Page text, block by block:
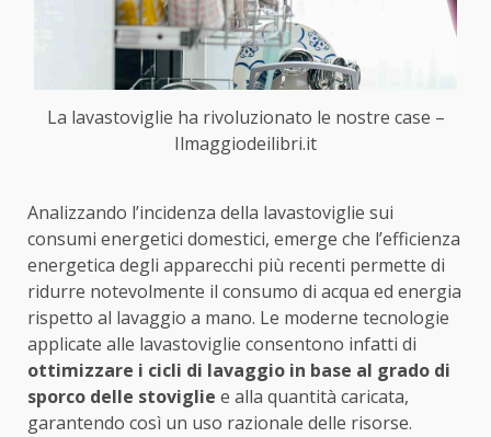
La lavastoviglie ha rivoluzionato le nostre case –
Ilmaggiodeilibri.it
Analizzando l’incidenza della lavastoviglie sui
consumi energetici domestici, emerge che l’efficienza
energetica degli apparecchi più recenti permette di
ridurre notevolmente il consumo di acqua ed energia
rispetto al lavaggio a mano. Le moderne tecnologie
applicate alle lavastoviglie consentono infatti di
ottimizzare i cicli di lavaggio in base al grado di
sporco delle stoviglie e alla quantità caricata,
garantendo così un uso razionale delle risorse.